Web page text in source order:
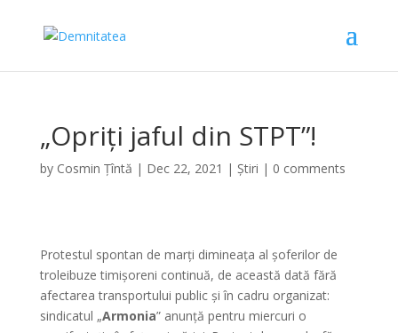
„Opriți jaful din STPT”!
by Cosmin Țîntă | Dec 22, 2021 | Știri | 0 comments
Protestul spontan de marți dimineața al șoferilor de
troleibuze timișoreni continuă, de această dată fără
afectarea transportului public și în cadru organizat:
sindicatul „Armonia” anunță pentru miercuri o